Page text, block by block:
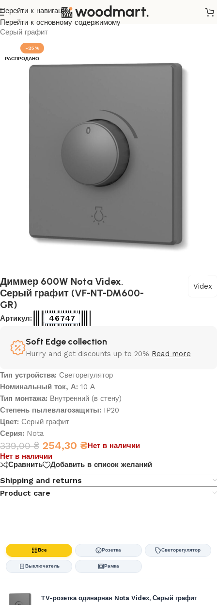
Перейти к навигации
Перейти к основному содержимому
Главная/ Розетки и выключатели/
Серый графит
-25%
РАСПРОДАНО
Диммер 600W Nota Videx,
Серый графит (VF-NT-DM600-
GR)
Videx
Артикул: 46747
Soft Edge collection
Hurry and get discounts up to 20% Read more
Тип устройства: Светорегулятор
Номинальный ток, А: 10 А
Тип монтажа: Внутренний (в стену)
Степень пылевлагозащиты: IP20
Цвет: Серый графит
Серия: Nota
339,00₴ 254,30 ₴Нет в наличии
Нет в наличии
Сравнить
Добавить в список желаний
Shipping and returns
Product care
Все Розетка Светорегулятор
Выключатель Рамка
TV-розетка одинарная Nota Videx, Серый графит